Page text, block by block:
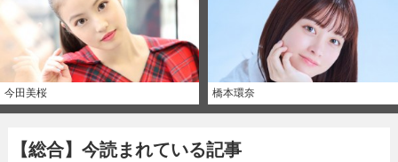
今田美桜 橋本環奈
【総合】今読まれている記事